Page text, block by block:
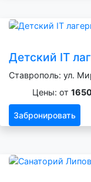
Детский IT
Ставрополь: ул.
Цены: от
Забронировать